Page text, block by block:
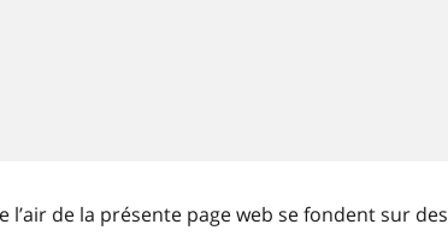
l’air de la présente page web se fondent sur des